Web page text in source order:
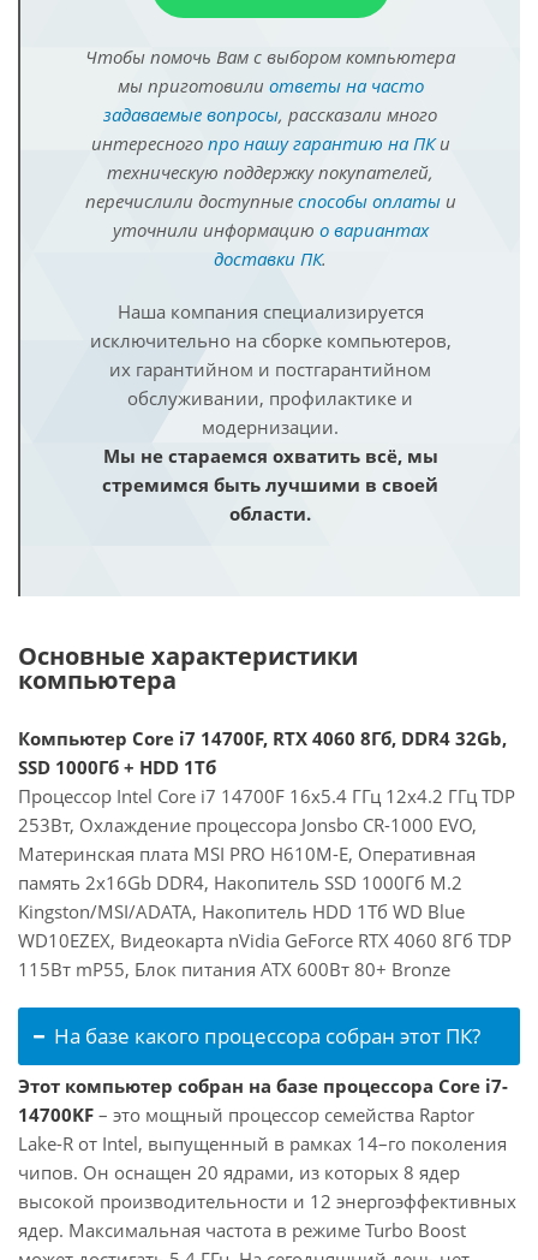
Чтобы помочь Вам с выбором компьютера
мы приготовили ответы на часто
задаваемые вопросы, рассказали много
интересного про нашу гарантию на ПКи
техническую поддержку покупателей,
перечислили доступные способы оплатыи
уточнили информацию о вариантах
доставки ПК.
Наша компания специализируется
исключительно на сборке компьютеров,
их гарантийном и постгарантийном
обслуживании, профилактике и
модернизации.
Мы не стараемся охватить всё, мы
стремимся быть лучшими в своей
области.
Основные характеристики
компьютера
Компьютер Core i7 14700F, RTX 4060 8Гб, DDR4 32Gb,
SSD 1000Гб + HDD 1Тб
Процессор Intel Core i7 14700F 16x5.4 ГГц 12x4.2 ГГц TDP
253Вт, Охлаждение процессора Jonsbo CR-1000 EVO,
Материнская плата MSI PRO H610M-E, Оперативная
память 2x16Gb DDR4, Накопитель SSD 1000Гб M.2
Kingston/MSI/ADATA, Накопитель HDD 1Тб WD Blue
WD10EZEX, Видеокарта nVidia GeForce RTX 4060 8Гб TDP
115Вт mP55, Блок питания ATX 600Вт 80+ Bronze
На базе какого процессора собран этот ПК?
Этот компьютер собран на базе процессора Core i7-
14700KF – это мощный процессор семейства Raptor
Lake-R от Intel, выпущенный в рамках 14–го поколения
чипов. Он оснащен 20 ядрами, из которых 8 ядер
высокой производительности и 12 энергоэффективных
ядер. Максимальная частота в режиме Turbo Boost